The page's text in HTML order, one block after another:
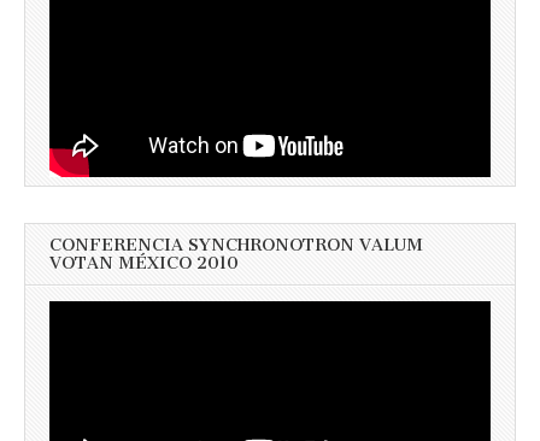
CONFERENCIA SYNCHRONOTRON VALUM
VOTAN MÉXICO 2010